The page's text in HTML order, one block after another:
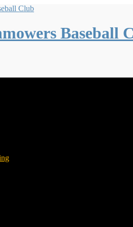
Baseball